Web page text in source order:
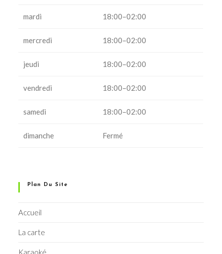
mardi 18:00–02:00
mercredi 18:00–02:00
jeudi 18:00–02:00
vendredi 18:00–02:00
samedi 18:00–02:00
dimanche Fermé
Plan Du Site
Accueil
La carte
Karaoké